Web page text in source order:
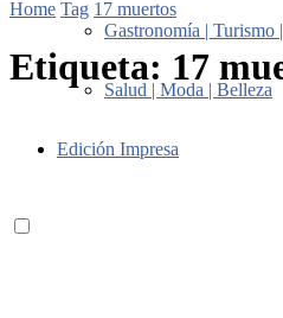
Gastronomía | Turismo
Salud | Moda | Belleza
Edición Impresa
Home Tag 17 muertos
Etiqueta: 17